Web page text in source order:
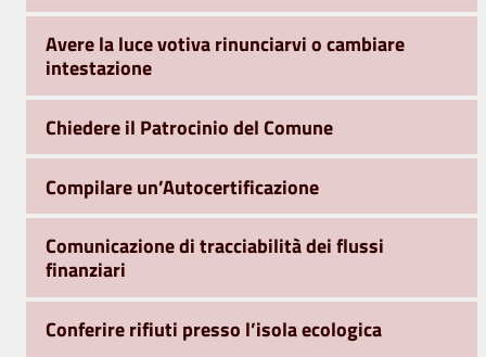
Avere la luce votiva rinunciarvi o cambiare
intestazione
Chiedere il Patrocinio del Comune
Compilare un’Autocertificazione
Comunicazione di tracciabilità dei flussi
finanziari
Conferire rifiuti presso l’isola ecologica